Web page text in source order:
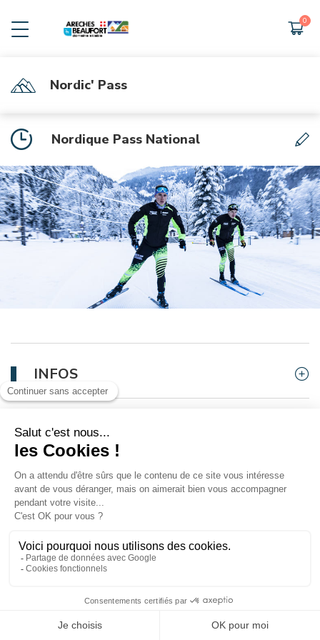
Nordic' Pass
Nordique Pass National
INFOS
PREREQUIS
Ce produit n'est plus disponible à
Par courrier ou retrait en station
INFOS PRATIQUES
Horaires des navettes Nature